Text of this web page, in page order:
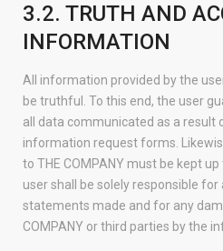
3.2. TRUTH AND
INFORMATION
All information provided by the
be truthful. To this end, the user
all data communicated as a result
information request forms.
to THE COMPANY must be kept
user shall be solely responsible
statements made and for any
COMPANY or third parties by the